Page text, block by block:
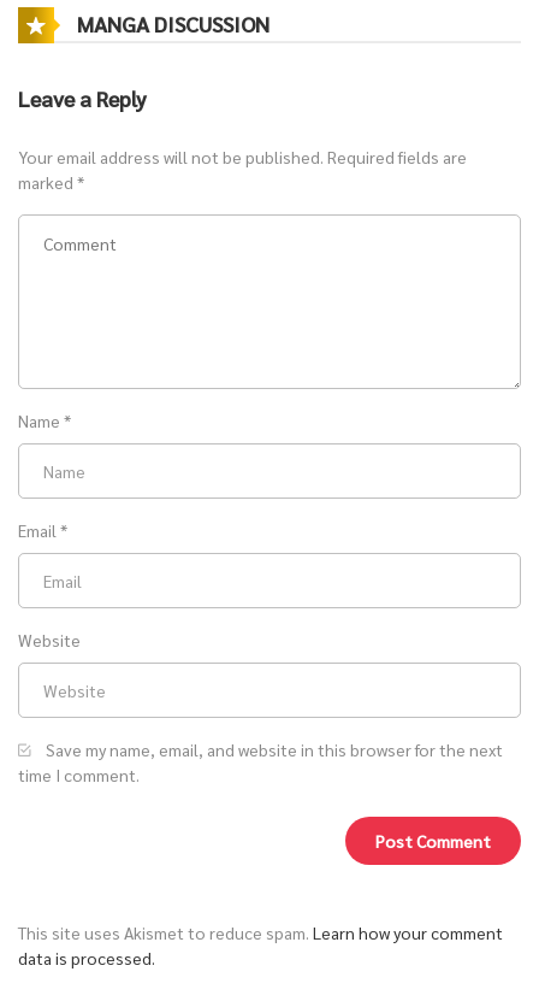
MANGA DISCUSSION
Leave a Reply
Your email address will not be published. Required fields are
marked *
Name *
Email *
Website
Save my name, email, and website in this browser for the next
time I comment.
This site uses Akismet to reduce spam. Learn how your comment
data is processed.